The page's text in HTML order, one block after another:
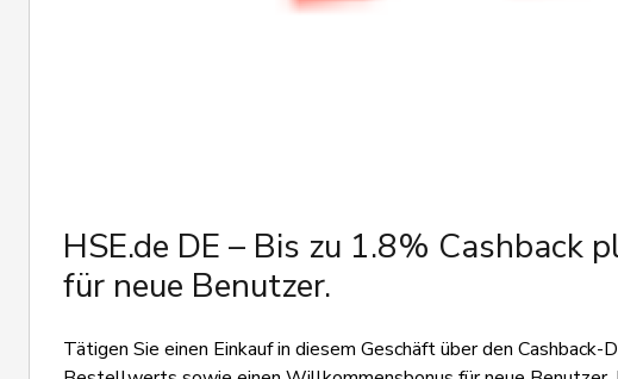
HSE.de DE – Bis zu 1.8% Cashback
für neue Benutzer.
Tätigen Sie einen Einkauf in diesem Geschäft über den